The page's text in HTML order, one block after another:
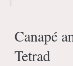
Canapé
Tetrad